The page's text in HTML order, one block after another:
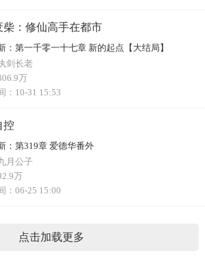
柴：修仙高手在都市
： 第一千零一十七章 新的起点【大结局】
剑长老
万
： 10-31 15:53
控
： 第319章 爱德华番外
月公子
万
： 06-25 15:00
点击加载更多